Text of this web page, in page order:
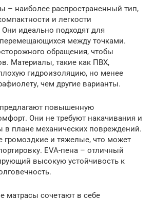
– наиболее распространенный тип,
и легкости
Они идеально подходят для
перемещающихся между точками.
обращения, чтобы
Материалы, такие как ПВХ,
гидроизоляцию, но менее
чем другие варианты.
повышенную
Они не требуют накачивания и
в плане механических повреждений.
громоздкие и тяжелые, что может
EVA-пена – отличный
высокую устойчивость к
матрасы сочетают в себе